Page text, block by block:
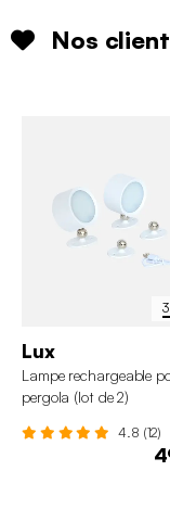
Nos
Lux
Lampe rechargeable
pergola (lot de 2)
4.8 (12)